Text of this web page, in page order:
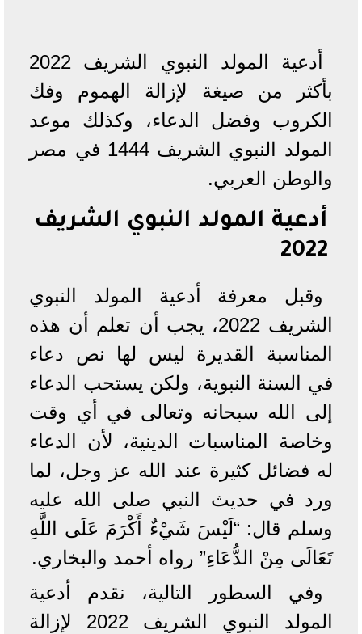
أدعية المولد النبوي الشريف 2022
بأكثر من صيغة لإزالة الهموم وفك
الكروب وفضل الدعاء، وكذلك موعد
المولد النبوي الشريف 1444 في مصر
والوطن العربي.
أدعية المولد النبوي الشريف
2022
وقبل معرفة أدعية المولد النبوي
الشريف 2022، يجب أن تعلم أن هذه
المناسبة القديرة ليس لها نص دعاء
في السنة النبوية، ولكن يستحب الدعاء
إلى الله سبحانه وتعالى في أي وقت
وخاصة المناسبات الدينية، لأن الدعاء
له فضائل كثيرة عند الله عز وجل، لما
ورد في حديث النبي صلى الله عليه
وسلم قال: “لَيْسَ شَيْءٌ أَكْرَمَ عَلَى اللَّهِ
تَعَالَى مِنْ الدُّعَاءِ” رواه أحمد والبخاري.
وفي السطور التالية، نقدم أدعية
المولد النبوي الشريف 2022 لإزالة